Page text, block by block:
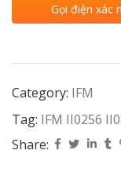
Gọi điện xác
Category: IFM
Tag: IFM II0256
Share: